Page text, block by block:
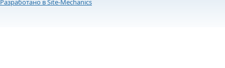
Разработано в Site-Mechanics